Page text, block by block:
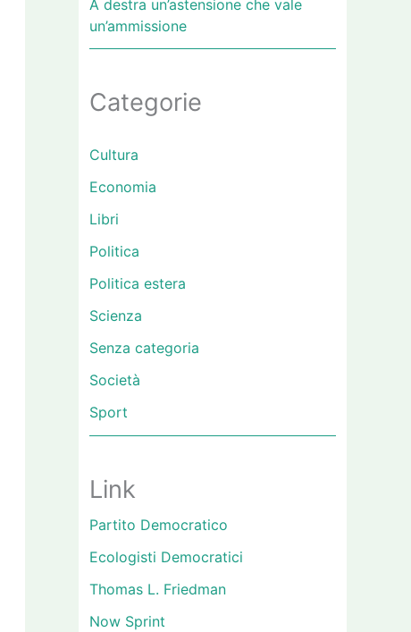
A destra un’astensione che vale
un’ammissione
Categorie
Cultura
Economia
Libri
Politica
Politica estera
Scienza
Senza categoria
Società
Sport
Link
Partito Democratico
Ecologisti Democratici
Thomas L. Friedman
Now Sprint